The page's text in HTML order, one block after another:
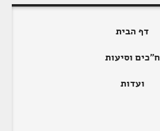
דף הבית
ח"כים וסיעות
ועדות